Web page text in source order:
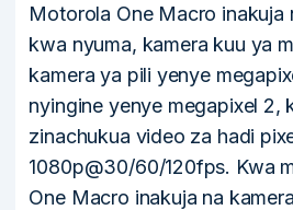
Motorola One Macro inakuja
kwa nyuma, kamera kuu ya
kamera ya pili yenye
nyingine yenye megapixel 2,
zinachukua video za hadi
1080p@30/60/120fps. Kwa
One Macro inakuja na